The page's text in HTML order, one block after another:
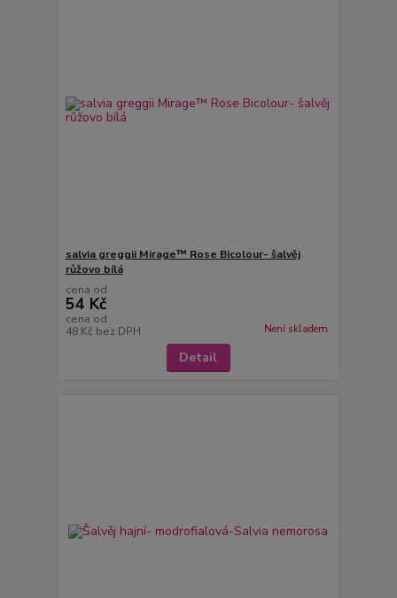
salvia greggii Mirage™ Rose Bicolour- šalvěj
růžovo bílá
cena od
54 Kč
cena od
48 Kč bez DPH Není skladem
Detail